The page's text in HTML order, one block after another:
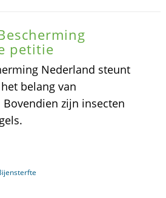
petitie
Nederland steunt
belang van
zijn insecten